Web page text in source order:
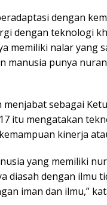
dengan
dengan teknologi
memiliki nalar yang
manusia punya
sebagai
itu mengatakan
kinerja
yang memiliki
diasah dengan ilmu
iman dan ilmu,”